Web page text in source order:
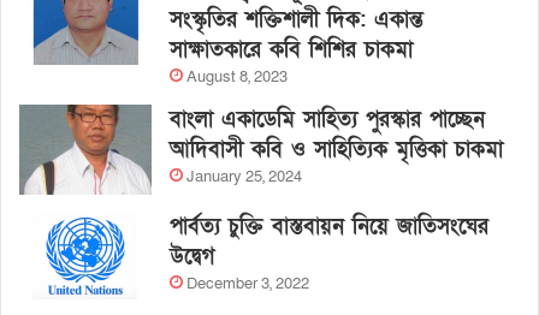
সংস্কৃতির শক্তিশালী দিক: একান্ত
সাক্ষাতকারে কবি শিশির চাকমা
August 8, 2023
বাংলা একাডেমি সাহিত্য পুরস্কার পাচ্ছেন
আদিবাসী কবি ও সাহিত্যিক মৃত্তিকা চাকমা
January 25, 2024
পার্বত্য চুক্তি বাস্তবায়ন নিয়ে জাতিসংঘের
উদ্বেগ
December 3, 2022